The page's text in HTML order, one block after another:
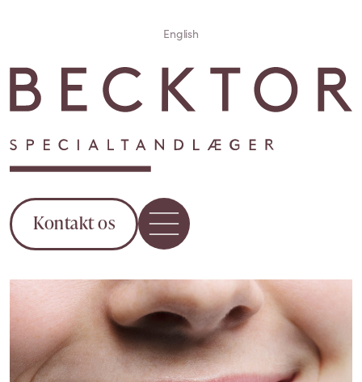
English
Kontakt os